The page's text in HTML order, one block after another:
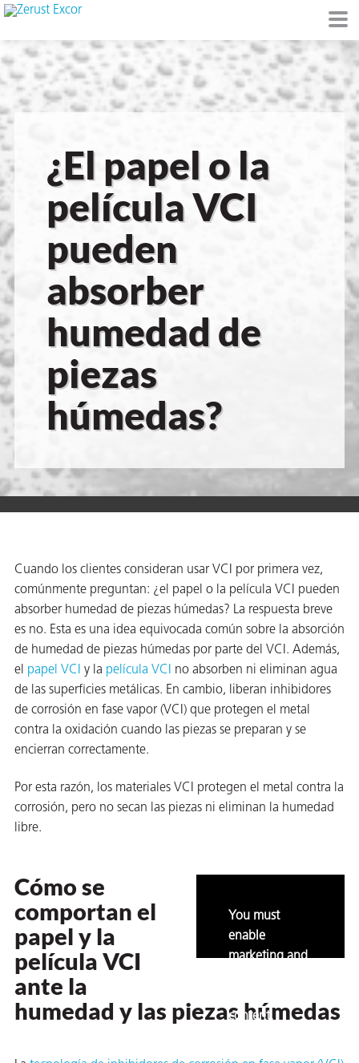
¿El papel o la
película VCI
pueden
absorber
humedad de
piezas
húmedas?
Cuando los clientes consideran usar VCI por primera vez,
comúnmente preguntan: ¿el papel o la película VCI pueden
absorber humedad de piezas húmedas? La respuesta breve
es no. Esta es una idea equivocada común sobre la absorción
de humedad de piezas húmedas por parte del VCI. Además,
el papel VCI y la película VCI
no absorben ni eliminan agua
de las superficies metálicas. En cambio, liberan inhibidores
de corrosión en fase vapor (VCI) que protegen el metal
contra la oxidación cuando las piezas se preparan y se
encierran correctamente.
Por esta razón, los materiales VCI protegen el metal contra la
corrosión, pero no secan las piezas ni eliminan la humedad
libre.
You must
enable
marketing and
content.
Cómo se
comportan el
papel y la
película VCI
ante la
humedad y las piezas húmedas
Ambiente
e
de
Óxido